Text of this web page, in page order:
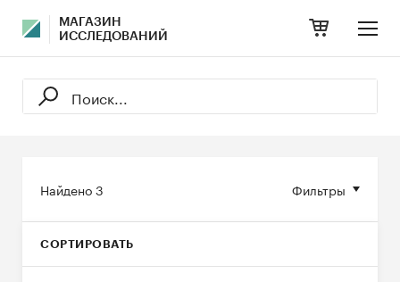
МАГАЗИН
ИССЛЕДОВАНИЙ
Фильтры
Найдено3
СОРТИРОВАТЬ